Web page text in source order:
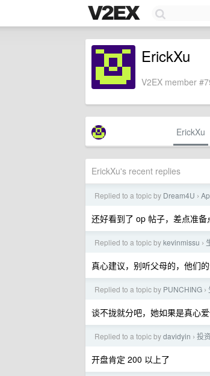
ErickXu
V2EX member
ErickXu
ErickXu's recent replies
Replied to a topic by Dream4U ›
还好看到了 op 帖子，差点准备
Replied to a topic bykevinmissu ›
真心建议，别听父母的，他们
Replied to a topic by PUNCHING ›
谈不拢就分吧，她如果是真心
Replied to a topic bydavidyin › 投资
开盘肯定 200 以上了